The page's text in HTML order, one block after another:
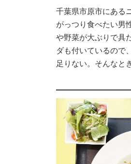
千葉県市原市にある
がっつり食べたい男
や野菜が大ぶりで具
ダも付いているので
足りない。そんなと